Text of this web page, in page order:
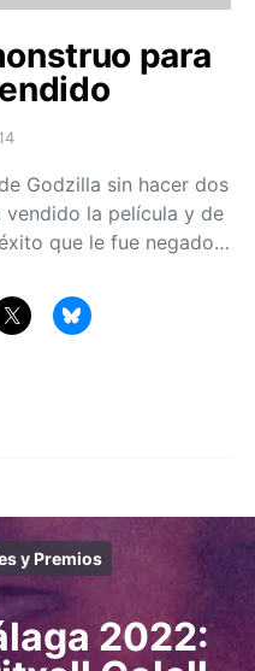
para
Godzilla sin hacer dos
vendido la película y de
que le fue negado…
y Premios
2022: